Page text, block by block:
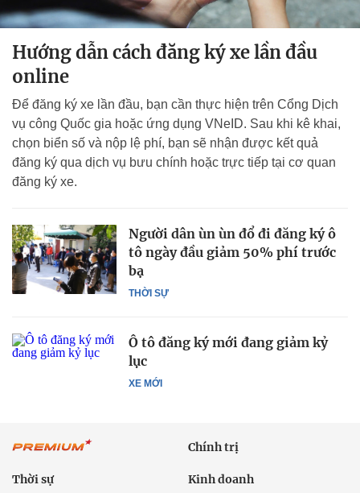
Hướng dẫn cách đăng ký xe lần đầu
online
Để đăng ký xe lần đầu, bạn cần thực hiện trên Cổng Dịch
vụ công Quốc gia hoặc ứng dụng VNeID. Sau khi kê khai,
chọn biển số và nộp lệ phí, bạn sẽ nhận được kết quả
đăng ký qua dịch vụ bưu chính hoặc trực tiếp tại cơ quan
đăng ký xe.
THỜI SỰ
Người dân ùn ùn đổ đi đăng ký ô
tô ngày đầu giảm 50% phí trước
bạ
XE MỚI
Ô tô đăng ký mới đang giảm kỷ
lục
Chính trị
Thời sự Kinh doanh